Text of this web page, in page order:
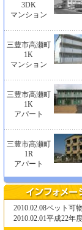
3DK
マンション
三豊市高瀬町
1K
マンション
三豊市高瀬町
1K
アパート
三豊市高瀬町
1R
アパート
2010.02.08ペット可
2010.02.01平成22年